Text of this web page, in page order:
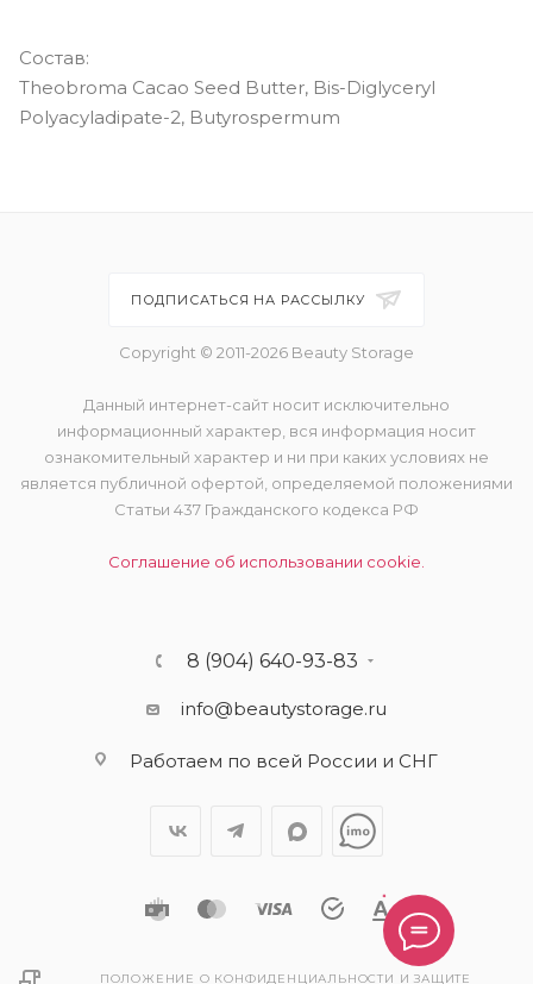
Состав:
Theobroma Cacao Seed Butter, Bis-Diglyceryl
Polyacyladipate-2, Butyrospermum
ПОДПИСАТЬСЯ НА РАССЫЛКУ
Copyright © 2011-2026 Beauty Storage
Данный интернет-сайт носит исключительно
информационный характер, вся информация носит
ознакомительный характер и ни при каких условиях не
является публичной офертой, определяемой положениями
Статьи 437 Гражданского кодекса РФ
Соглашение об использовании cookie.
8 (904) 640-93-83
info@beautystorage.ru
Работаем по всей России и СНГ
ПОЛОЖЕНИЕ О КОНФИДЕНЦИАЛЬНОСТИ И ЗАЩИТЕ